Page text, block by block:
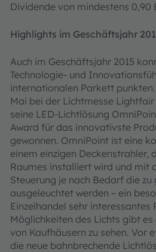
Dividende von mindestens 0,90
Highlights im Geschäftsjahr
Auch im Geschäftsjahr 2015
Technologie- und
internationalen Parkett
Mai bei der Lichtmesse
seine LED-Lichtlösung
Award für das innovativste
gewonnen. OmniPoint ist eine
einem einzigen Deckenstrahler,
Raumes installiert wird und mit
Steuerung je nach Bedarf die zu
ausgeleuchtet werden – ein
Einzelhandel sehr interessantes
Möglichkeiten des Lichts gibt
von Kaufhäusern zu sehen. Vor
die neue bahnbrechende